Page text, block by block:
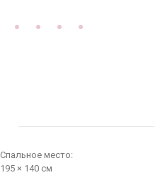
Cпальное место:
195 × 140 см